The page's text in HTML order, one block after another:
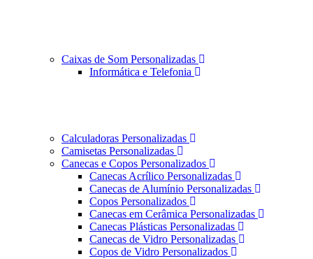
Caixas de Som Personalizadas
Informática e Telefonia
Calculadoras Personalizadas
Camisetas Personalizadas
Canecas e Copos Personalizados
Canecas Acrílico Personalizadas
Canecas de Alumínio Personalizadas
Copos Personalizados
Canecas em Cerâmica Personalizadas
Canecas Plásticas Personalizadas
Canecas de Vidro Personalizadas
Copos de Vidro Personalizados